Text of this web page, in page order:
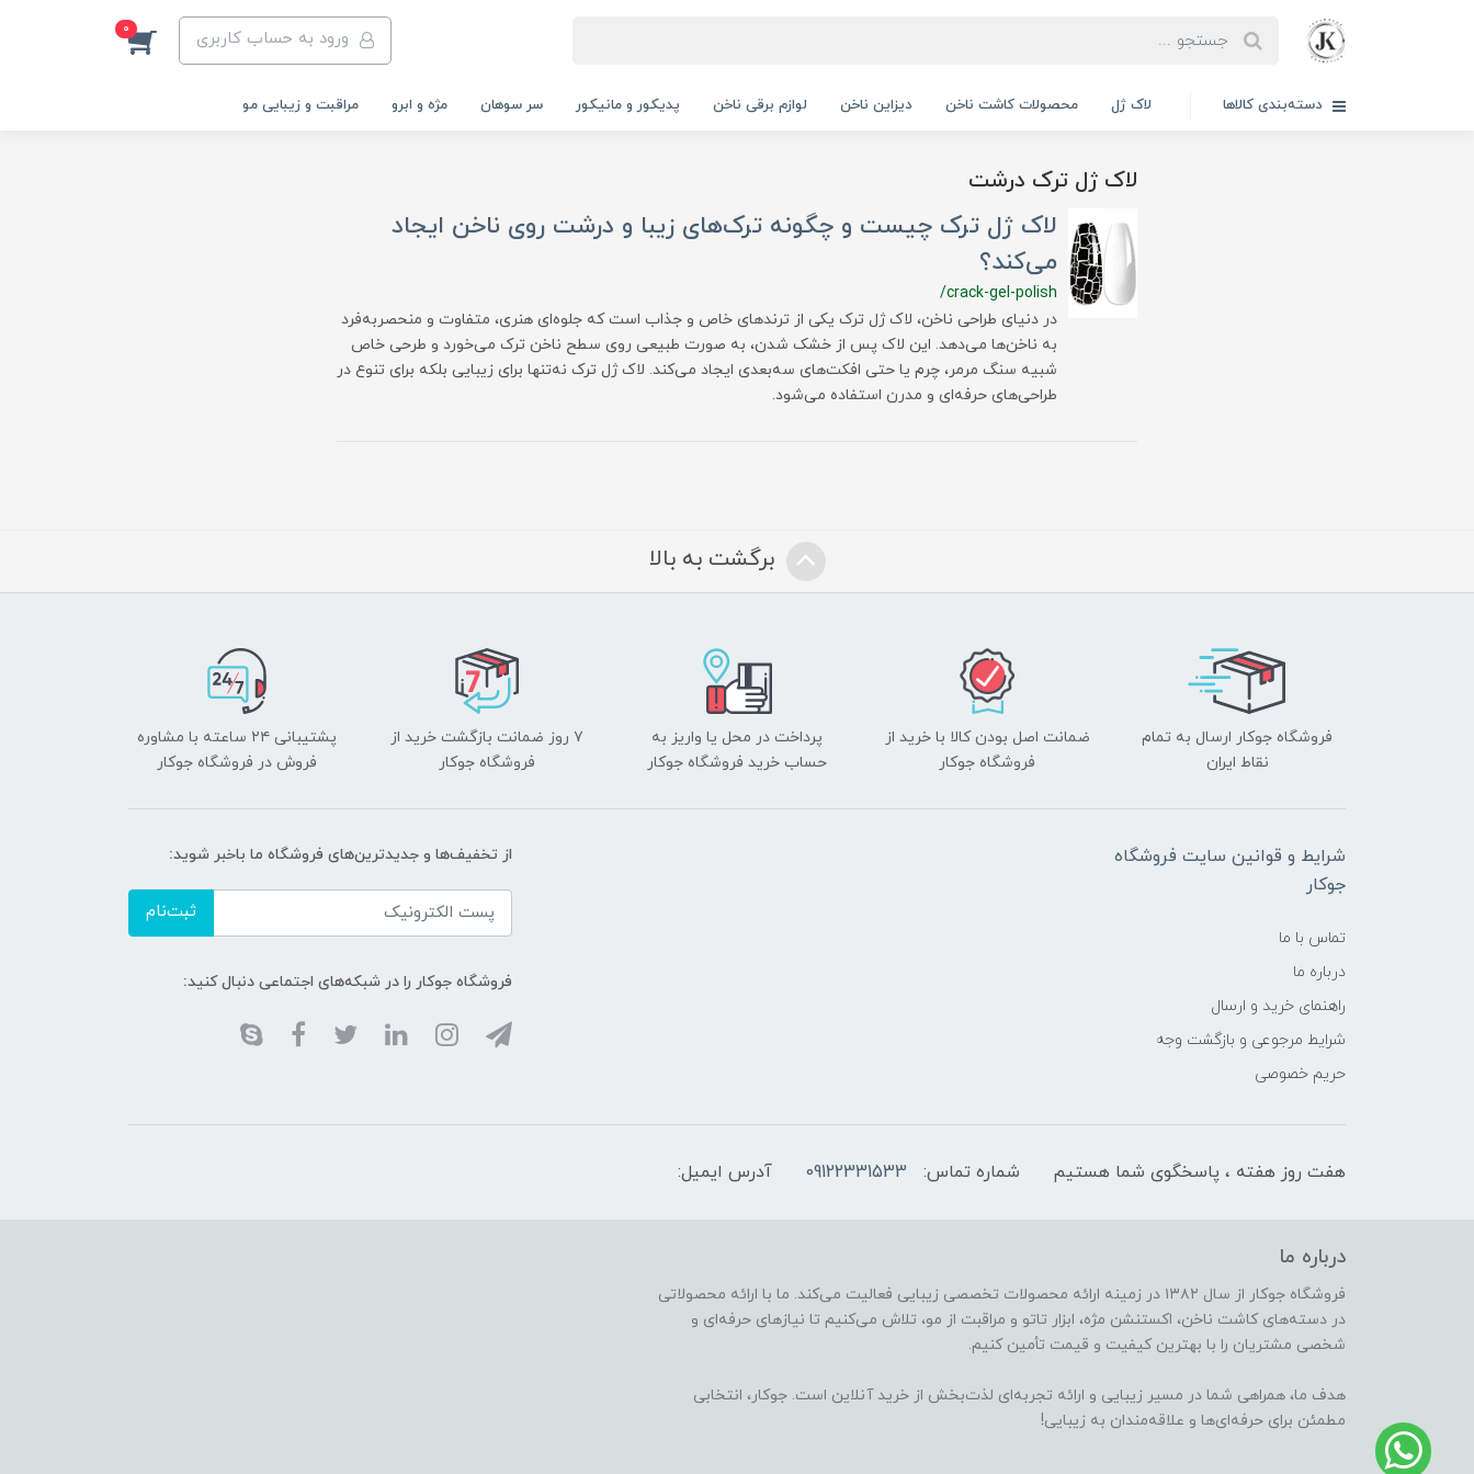
ورود به حساب کاربری 0
دسته‌بندی کالاها لاک ژل محصولات کاشت ناخن دیزاین ناخن لوازم برقی ناخن پدیکور و مانیکور سر سوهان مژه و ابرو مراقبت و زیبایی مو
لاک ژل ترک درشت
لاک ژل ترک چیست و چگونه ترک‌های زیبا و درشت روی ناخن ایجاد
می‌کند؟
/crack-gel-polish
در دنیای طراحی ناخن، لاک ژل ترک یکی از ترندهای خاص و جذاب است که جلوه‌ای هنری، متفاوت و منحصر‌به‌فرد
به ناخن‌ها می‌دهد. این لاک پس از خشک شدن، به صورت طبیعی روی سطح ناخن ترک می‌خورد و طرحی خاص
شبیه سنگ مرمر، چرم یا حتی افکت‌های سه‌بعدی ایجاد می‌کند. لاک ژل ترک نه‌تنها برای زیبایی بلکه برای تنوع در
طراحی‌های حرفه‌ای و مدرن استفاده می‌شود.
برگشت به بالا
فروشگاه جوکار ارسال به تمام
نقاط ایران
ضمانت اصل بودن کالا با خرید از
فروشگاه جوکار
پرداخت در محل یا واریز به
حساب خرید فروشگاه جوکار
۷ روز ضمانت بازگشت خرید از
فروشگاه جوکار
پشتیبانی ۲۴ ساعته با مشاوره
فروش در فروشگاه جوکار
شرایط و قوانین سایت فروشگاه
جوکار
تماس با ما
درباره ما
راهنمای خرید و ارسال
شرایط مرجوعی و بازگشت وجه
حریم خصوصی
از تخفیف‌ها و جدیدترین‌های فروشگاه ما باخبر شوید:
ثبت‌نام
فروشگاه جوکار را در شبکه‌های اجتماعی دنبال کنید:
هفت روز هفته ، پاسخگوی شما هستیم شماره تماس: 09122331533 آدرس ایمیل:
درباره ما
فروشگاه جوکار از سال ۱۳۸۲ در زمینه ارائه محصولات تخصصی زیبایی فعالیت می‌کند. ما با ارائه محصولاتی
در دسته‌های کاشت ناخن، اکستنشن مژه، ابزار تاتو و مراقبت از مو، تلاش می‌کنیم تا نیازهای حرفه‌ای و
شخصی مشتریان را با بهترین کیفیت و قیمت تأمین کنیم.
هدف ما، همراهی شما در مسیر زیبایی و ارائه تجربه‌ای لذت‌بخش از خرید آنلاین است. جوکار، انتخابی
مطمئن برای حرفه‌ای‌ها و علاقه‌مندان به زیبایی!